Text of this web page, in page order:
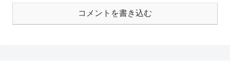
コメントを書き込む